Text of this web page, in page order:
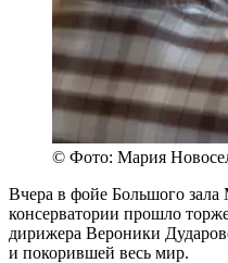
© Фото: Мария
Вчера в фойе Большого зала
консерватории прошло
дирижера Вероники
и покорившей весь мир.